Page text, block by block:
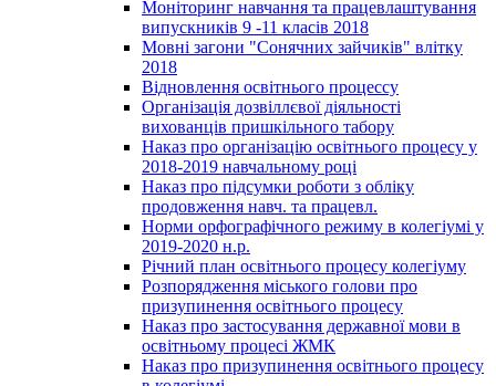
Моніторинг навчання та працевлаштування
випускників 9 -11 класів 2018
Мовні загони "Сонячних зайчиків" влітку
2018
Відновлення освітнього процессу
Організація дозвіллєвої діяльності
вихованців пришкільного табору
Наказ про організацію освітнього процесу у
2018-2019 навчальному році
Наказ про підсумки роботи з обліку
продовження навч. та працевл.
Норми орфографічного режиму в колегіумі у
2019-2020 н.р.
Річний план освітнього процесу колегіуму
Розпорядження міського голови про
призупинення освітнього процесу
Наказ про застосування державної мови в
освітньому процесі ЖМК
Наказ про призупинення освітнього процесу